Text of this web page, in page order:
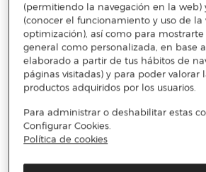
(permitiendo la navegación en la web)
(conocer el funcionamiento y uso de la
optimización), así como para
general como personalizada, en base
elaborado a partir de tus hábitos de
páginas visitadas) y para poder valorar
productos adquiridos por los usuarios.
Para administrar o deshabilitar estas
Configurar Cookies.
Política de cookies